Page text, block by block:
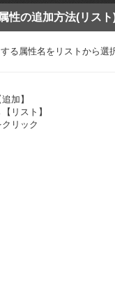
性の追加方法(リスト
る属性名をリストから選
加】
リスト】
クリック